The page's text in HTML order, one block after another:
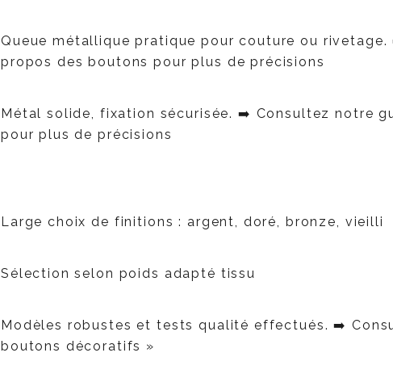
Queue métallique pratique pour couture ou rivetage.
propos des boutons pour plus de précisions
Métal solide, fixation sécurisée. ➡️ Consultez notre
pour plus de précisions
Large choix de finitions : argent, doré, bronze, vieilli
Sélection selon poids adapté tissu
Modèles robustes et tests qualité effectués.➡️
boutons décoratifs »